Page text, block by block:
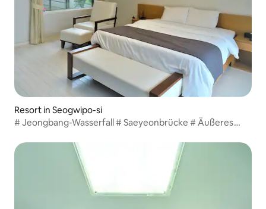
Resort in Seogwipo-si
# Jeongbang-Wasserfall # Saeyeonbrücke # Äußeres